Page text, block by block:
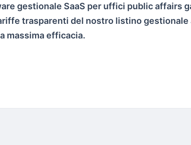
gestionale SaaS per uffici public affairs
trasparenti del nostro listino
massima efficacia.